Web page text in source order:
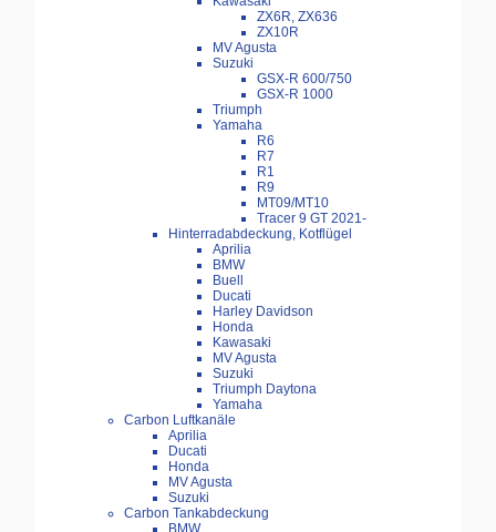
ZX6R, ZX636
ZX10R
MV Agusta
Suzuki
GSX-R 600/750
GSX-R 1000
Triumph
Yamaha
R6
R7
R1
R9
MT09/MT10
Tracer 9 GT 2021-
Hinterradabdeckung, Kotflügel
Aprilia
BMW
Buell
Ducati
Harley Davidson
Honda
Kawasaki
MV Agusta
Suzuki
Triumph Daytona
Yamaha
Carbon Luftkanäle
Aprilia
Ducati
Honda
MV Agusta
Suzuki
Carbon Tankabdeckung
BMW